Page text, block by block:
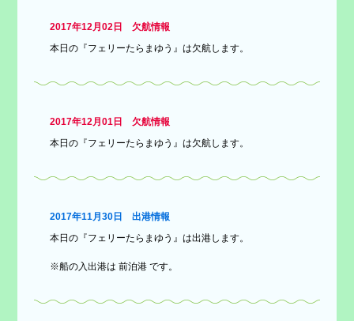
2017年12月02日 欠航情報
本日の『フェリーたらまゆう』は欠航します。
2017年12月01日 欠航情報
本日の『フェリーたらまゆう』は欠航します。
2017年11月30日 出港情報
本日の『フェリーたらまゆう』は出港します。
※船の入出港は 前泊港 です。